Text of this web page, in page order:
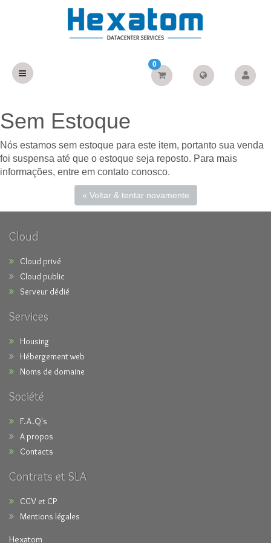
0
Sem Estoque
Nós estamos sem estoque para este item, portanto sua venda
foi suspensa até que o estoque seja reposto. Para mais
informações, entre em contato conosco.
« Voltar & tentar novamente
Cloud
Cloud privé
Cloud public
Serveur dédié
Services
Housing
Hébergement web
Noms de domaine
Société
F.A.Q's
A propos
Contacts
Contrats et SLA
CGV et CP
Mentions légales
Hexatom